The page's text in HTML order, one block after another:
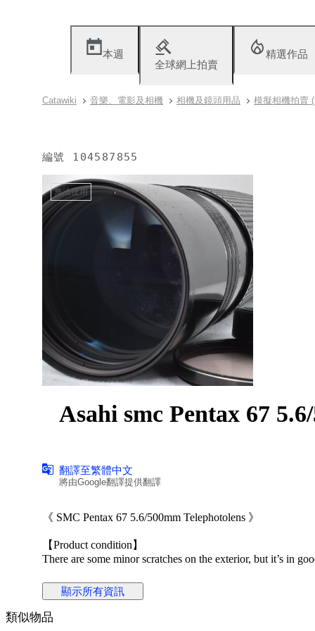
本週
全球網上拍賣
精選作品
Catawiki 音樂、電影及相機 相機及鏡頭用品 模擬相機拍賣
編號 104587855
無法使用
Asahi smc Pentax 67
翻譯至繁體中文
將由Google翻譯提供翻譯
《 SMC Pentax 67 5.6/500mm Telephotolens 》
【Product condition】
There are some minor scratches on the exterior, but it’s in
【Functional】
The following functions have been checked:
the extension operates smoothly.
顯示所有資訊
類似物品